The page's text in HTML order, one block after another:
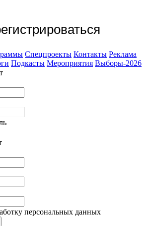
Спецпроекты Контакты Реклама
Подкасты Мероприятия Выборы-2026
персональных данных